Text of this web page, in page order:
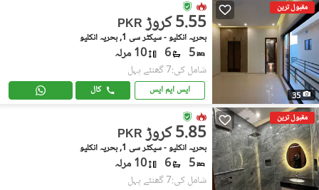
مقبول ترین
35
PKR 5.55 کروڑ
بحریہ انکلیو - سیکٹر سی 1, بحریہ انکلیو
5
6 10 مرلہ
شامل کی:7 گھنٹے پہل
ایس ایم ایس کال
مقبول ترین
PKR 5.85 کروڑ
بحریہ انکلیو - سیکٹر سی 1, بحریہ انکلیو
5
6 10 مرلہ
شامل کی:7 گھنٹے پہل